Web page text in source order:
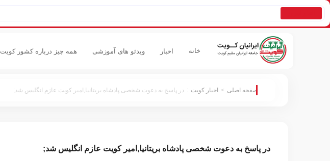
خانه اخبار ویدئو های آموزشی همه چیز درباره کشور کویت
صفحه اصلی > اخبار کویت : در پاسخ به دعوت شخصی پادشاه بریتانیا,امیر کویت عازم انگلیس شد;
در پاسخ به دعوت شخصی پادشاه بریتانیا,امیر کویت عازم انگلیس شد;